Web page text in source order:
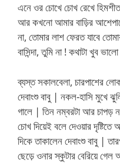
এনে ওর চোখে চোখ রেখে
আর কখনো আমার বাড়ির
না, তোমার লাশ ফেরত যাবে
বাসিন্দা, তুমি না ! কথাটা খুব
ব্যস্ত সকালবেলা, চারপাশের
দেবাংশু বাবু | নকল-হাসি মুখে
গালে | তিন নম্বরটা আর চাপড়
চোখ দিয়েই বলে দেওয়ার
দিকে তাকালেন দেবাংশু বাবু |
ছেড়ে ওনার স্কুটার বেরিয়ে